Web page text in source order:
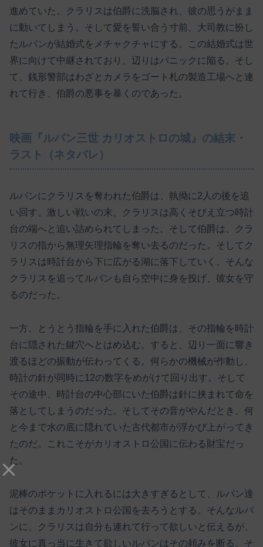
進めていた。クラリスは伯爵に洗脳され、彼の思うがまま
に動いてしまう。そして愛を誓い合う寸前、大司教に扮し
たルパンが結婚式をメチャクチャにする。この結婚式は世
界に向けて中継されており、辺りはパニックに陥る。そし
て、銭形警部はわざとカメラをゴート札の製造工場へと連
れて行き、伯爵の悪事を暴くのであった。
映画『ルパン三世 カリオストロの城』の結末・
ラスト（ネタバレ）
ルパンにクラリスを奪われた伯爵は、執拗に2人の後を追
い回す。激しい戦いの末、クラリスは高くそびえ立つ時計
台の端へと追い詰められてしまった。そして伯爵は、クラ
リスの指から無理矢理指輪を奪い去るのだった。そしてク
ラリスは時計台から下に広がる湖に落下していく。そんな
クラリスを追ってルパンも自ら空中に身を投げ、彼女を守
るのだった。
一方、とうとう指輪を手に入れた伯爵は、その指輪を時計
台に隠された鍵穴へとはめ込む。すると、辺り一面に響き
渡るほどの振動が伝わってくる。何らかの機械が作動し、
時計の針が同時に12の数字をめがけて回り出す。そして
その途中、時計台の中心部にいた伯爵は針に挟まれて命を
落としてしまうのだった。そしてその音がやんだとき、何
と今まで水の底に隠れていた古代都市が浮かび上がってき
たのだ。これこそがカリオストロ公国に伝わる財宝だっ
た。
泥棒のポケットに入れるには大きすぎるとして、ルパン達
はそのままカリオストロ公国を去ろうとする。そんなルパ
ンに、クラリスは自分も連れて行って欲しいと伝えるが、
彼女に真っ当に生きて欲しいルパンはその頼みを断る。そ